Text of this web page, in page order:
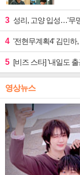
3 성리, 고양 입성…'무
4 '전현무계획4' 김민하, 백
5 [비즈 스타] '내일도 출
영상뉴스